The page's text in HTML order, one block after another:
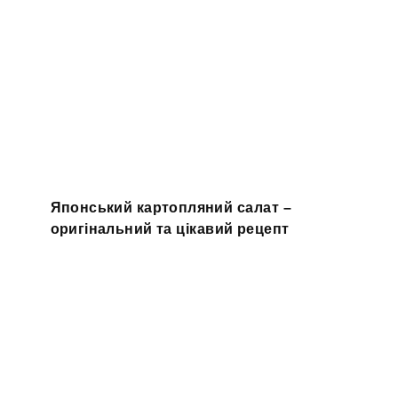
Японський картопляний салат –
оригінальний та цікавий рецепт